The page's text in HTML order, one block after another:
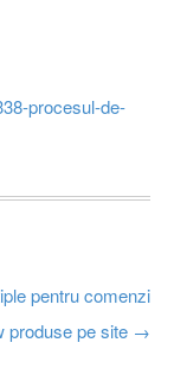
procesul-de-
pentru comenzi
produse pe site →